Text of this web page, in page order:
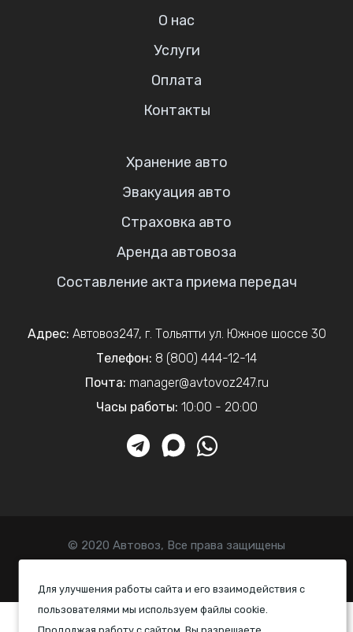
Для улучшения работы сайта и его взаимодействия с
пользователями мы используем файлы cookie.
О нас
Услуги
Оплата
Контакты
Хранение авто
Эвакуация авто
Страховка авто
Аренда автовоза
Составление акта приема передач
Адрес: Автовоз247, г. Тольятти ул. Южное шоссе 30
Телефон: 8 (800) 444-12-14
Почта: manager@avtovoz247.ru
Часы работы: 10:00 - 20:00
© 2020 Автовоз, Все права защищены